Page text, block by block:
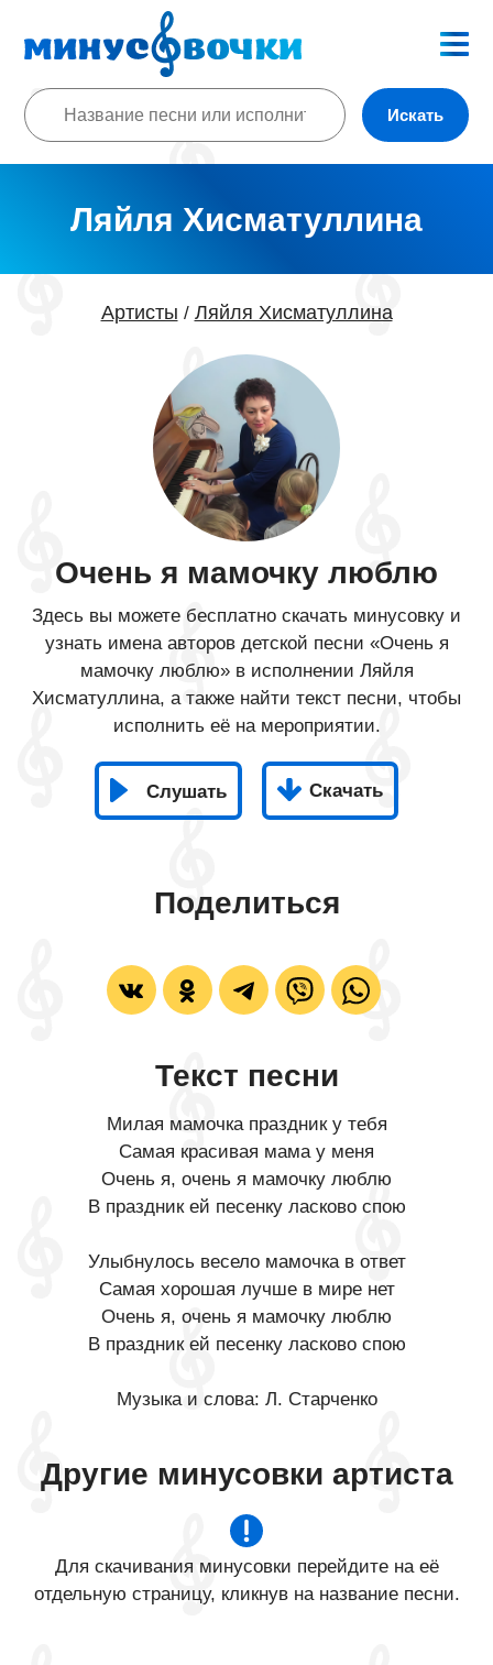
Искать
Ляйля Хисматуллина
Артисты / Ляйля Хисматуллина
Очень я мамочку люблю
Здесь вы можете бесплатно скачать минусовку и
узнать имена авторов детской песни «Очень я
мамочку люблю» в исполнении Ляйля
Хисматуллина, а также найти текст песни, чтобы
исполнить её на мероприятии.
Слушать Скачать
Поделиться
Текст песни
Милая мамочка праздник у тебя
Самая красивая мама у меня
Очень я, очень я мамочку люблю
В праздник ей песенку ласково спою
Улыбнулось весело мамочка в ответ
Самая хорошая лучше в мире нет
Очень я, очень я мамочку люблю
В праздник ей песенку ласково спою
Музыка и слова: Л. Старченко
Другие минусовки артиста
Для скачивания минусовки перейдите на её
отдельную страницу, кликнув на название песни.